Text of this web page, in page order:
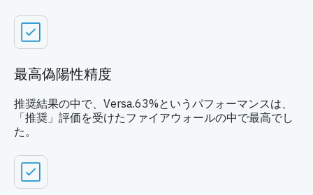
最高偽陽性精度
推奨結果の中で、Versa.63%というパフォーマンスは、
「推奨」評価を受けたファイアウォールの中で最高でし
た。